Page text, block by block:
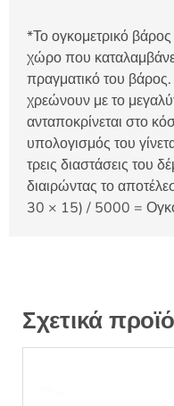
*Το ογκομετρικό
χώρο που
πραγματικό του βάρος.
χρεώνουν με το
ανταποκρίνεται στο
υπολογισμός του
τρεις διαστάσεις του
διαιρώντας το
30 × 15) / 5000 =
Σχετικά